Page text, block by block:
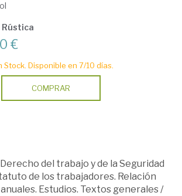
Rústica
€
Stock. Disponible en 7/10 días.
COMPRAR
Derecho del trabajo y de la Seguridad
de los trabajadores. Relación
Estudios. Textos generales/